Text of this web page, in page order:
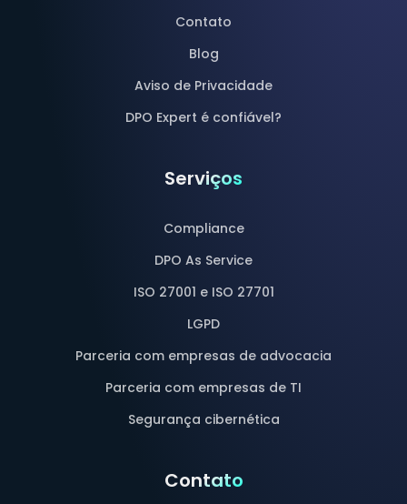
Contato
Blog
Aviso de Privacidade
DPO Expert é confiável?
Serviços
Compliance
DPO As Service
ISO 27001 e ISO 27701
LGPD
Parceria com empresas de advocacia
Parceria com empresas de TI
Segurança cibernética
Contato